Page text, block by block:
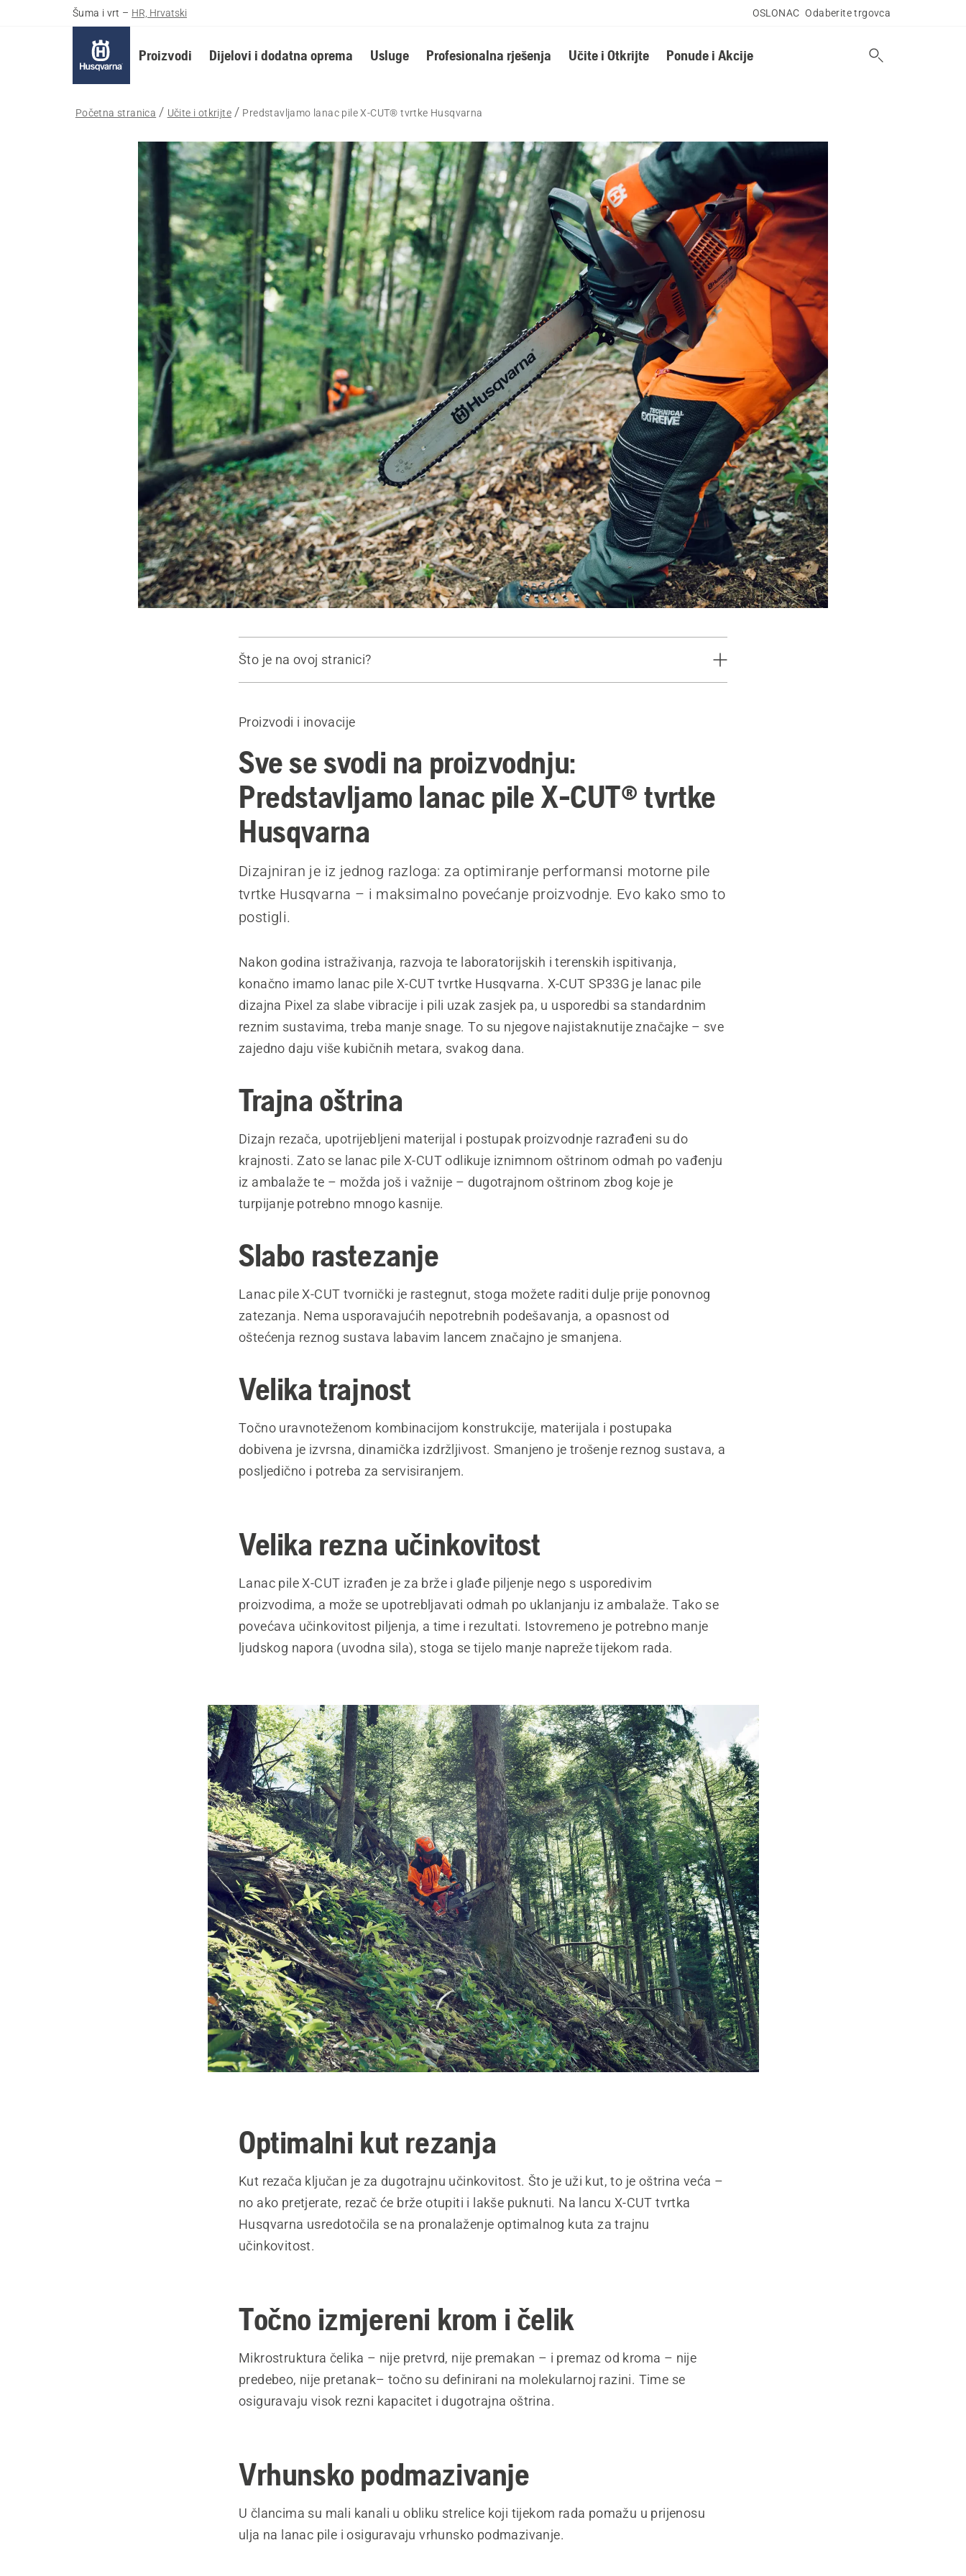
Šuma i vrt – HR, Hrvatski OSLONAC Odaberite trgovca
Proizvodi Dijelovi i dodatna oprema Usluge Profesionalna rješenja Učite i Otkrijte Ponude i Akcije
Početna stranica Učite i otkrijte Predstavljamo lanac pile X-CUT® tvrtke Husqvarna
Što je na ovoj stranici?
Doznajte više o lancu X-CUT®
Lanci X-CUT®
Proizvodi i inovacije
Sve se svodi na proizvodnju:
Predstavljamo lanac pile X-CUT® tvrtke
Husqvarna
Dizajniran je iz jednog razloga: za optimiranje performansi motorne pile
tvrtke Husqvarna – i maksimalno povećanje proizvodnje. Evo kako smo to
postigli.
Nakon godina istraživanja, razvoja te laboratorijskih i terenskih ispitivanja,
konačno imamo lanac pile X-CUT tvrtke Husqvarna. X-CUT SP33G je lanac pile
dizajna Pixel za slabe vibracije i pili uzak zasjek pa, u usporedbi sa standardnim
reznim sustavima, treba manje snage. To su njegove najistaknutije značajke – sve
zajedno daju više kubičnih metara, svakog dana.
Trajna oštrina
Dizajn rezača, upotrijebljeni materijal i postupak proizvodnje razrađeni su do
krajnosti. Zato se lanac pile X-CUT odlikuje iznimnom oštrinom odmah po vađenju
iz ambalaže te – možda još i važnije – dugotrajnom oštrinom zbog koje je
turpijanje potrebno mnogo kasnije.
Slabo rastezanje
Lanac pile X-CUT tvornički je rastegnut, stoga možete raditi dulje prije ponovnog
zatezanja. Nema usporavajućih nepotrebnih podešavanja, a opasnost od
oštećenja reznog sustava labavim lancem značajno je smanjena.
Velika trajnost
Točno uravnoteženom kombinacijom konstrukcije, materijala i postupaka
dobivena je izvrsna, dinamička izdržljivost. Smanjeno je trošenje reznog sustava, a
posljedično i potreba za servisiranjem.
Velika rezna učinkovitost
Lanac pile X-CUT izrađen je za brže i glađe piljenje nego s usporedivim
proizvodima, a može se upotrebljavati odmah po uklanjanju iz ambalaže. Tako se
povećava učinkovitost piljenja, a time i rezultati. Istovremeno je potrebno manje
ljudskog napora (uvodna sila), stoga se tijelo manje napreže tijekom rada.
Optimalni kut rezanja
Kut rezača ključan je za dugotrajnu učinkovitost. Što je uži kut, to je oštrina veća –
no ako pretjerate, rezač će brže otupiti i lakše puknuti. Na lancu X-CUT tvrtka
Husqvarna usredotočila se na pronalaženje optimalnog kuta za trajnu
učinkovitost.
Točno izmjereni krom i čelik
Mikrostruktura čelika – nije pretvrd, nije premakan – i premaz od kroma – nije
predebeo, nije pretanak– točno su definirani na molekularnoj razini. Time se
osiguravaju visok rezni kapacitet i dugotrajna oštrina.
Vrhunsko podmazivanje
U člancima su mali kanali u obliku strelice koji tijekom rada pomažu u prijenosu
ulja na lanac pile i osiguravaju vrhunsko podmazivanje.